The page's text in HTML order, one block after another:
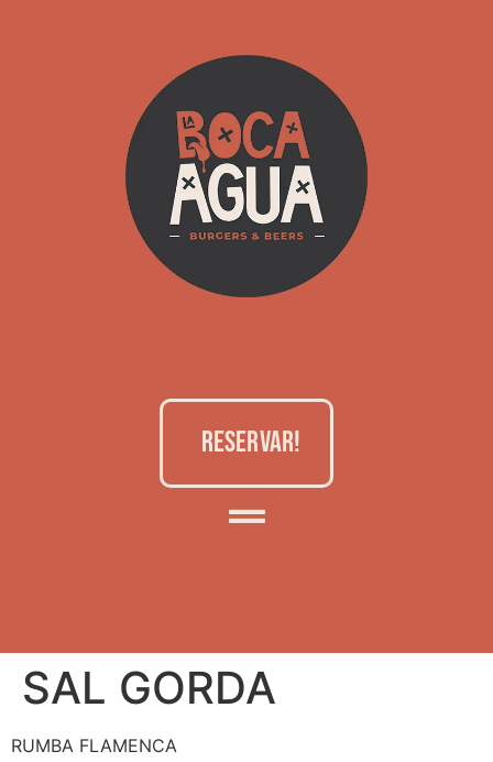
RESERVAR!
SAL GORDA
RUMBA FLAMENCA